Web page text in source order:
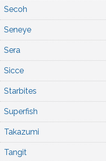
Secoh
Seneye
Sera
Sicce
Starbites
Superfish
Takazumi
Tangit